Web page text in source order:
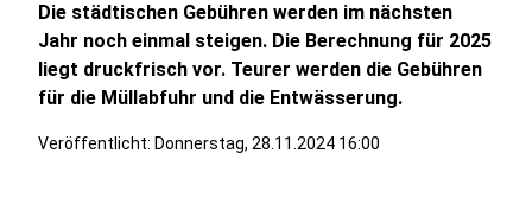
Die städtischen Gebühren werden im nächsten
Jahr noch einmal steigen. Die Berechnung für 2025
liegt druckfrisch vor. Teurer werden die Gebühren
für die Müllabfuhr und die Entwässerung.
Veröffentlicht: Donnerstag, 28.11.2024 16:00